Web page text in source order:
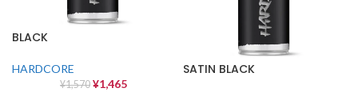
BLACK
HARDCORE
¥1,570 ¥1,465
SATIN BLACK